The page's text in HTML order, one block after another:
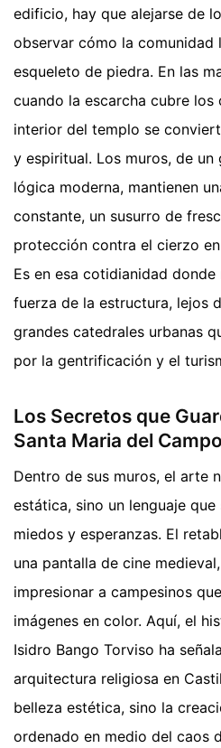
edificio, hay que alejarse de
observar cómo la comunidad
esqueleto de piedra. En las
cuando la escarcha cubre los
interior del templo se
y espiritual. Los muros, de un
lógica moderna, mantienen
constante, un susurro de
protección contra el cierzo
Es en esa cotidianidad
fuerza de la estructura, lejos
grandes catedrales urbanas
por la gentrificación y el
Los Secretos que
Santa Maria del Campo
Dentro de sus muros, el arte
estática, sino un lenguaje
miedos y esperanzas. El
una pantalla de cine
impresionar a campesinos
imágenes en color. Aquí, el
Isidro Bango Torviso ha
arquitectura religiosa en
belleza estética, sino la
ordenado en medio del caos